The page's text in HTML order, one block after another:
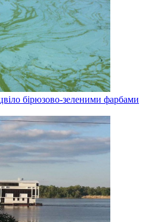
бірюзово-зеленими фарбами